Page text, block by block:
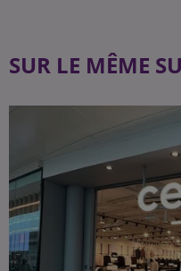
SUR LE MÊME